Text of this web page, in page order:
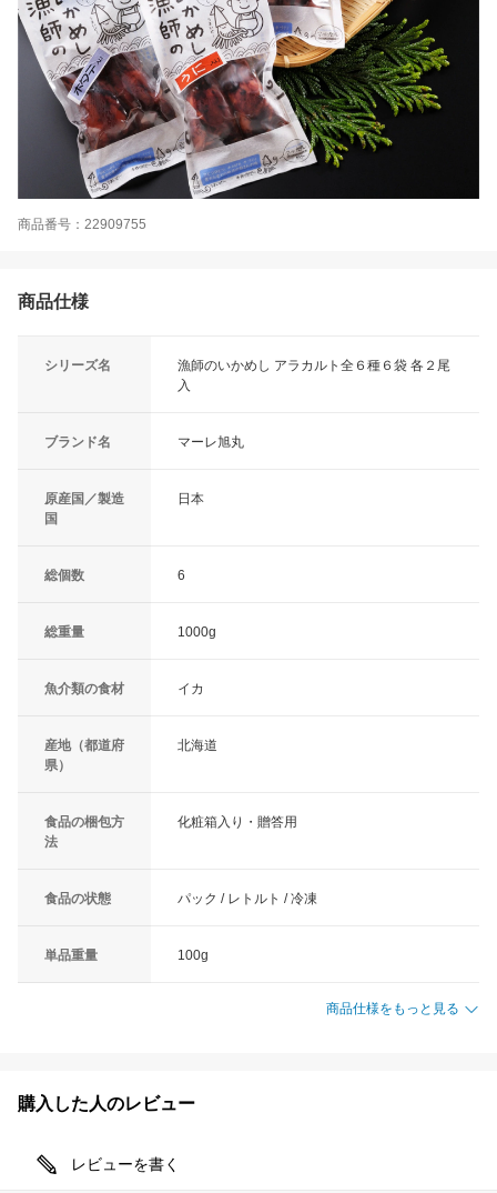
商品番号：22909755
商品仕様
シリーズ名
漁師のいかめし アラカルト全６種６袋 各２尾
入
ブランド名 マーレ旭丸
原産国／製造
国
日本
総個数 6
総重量 1000g
魚介類の食材 イカ
産地（都道府
県）
北海道
食品の梱包方
法
化粧箱入り・贈答用
食品の状態 パック / レトルト / 冷凍
単品重量 100g
商品仕様をもっと見る
購入した人のレビュー
レビューを書く